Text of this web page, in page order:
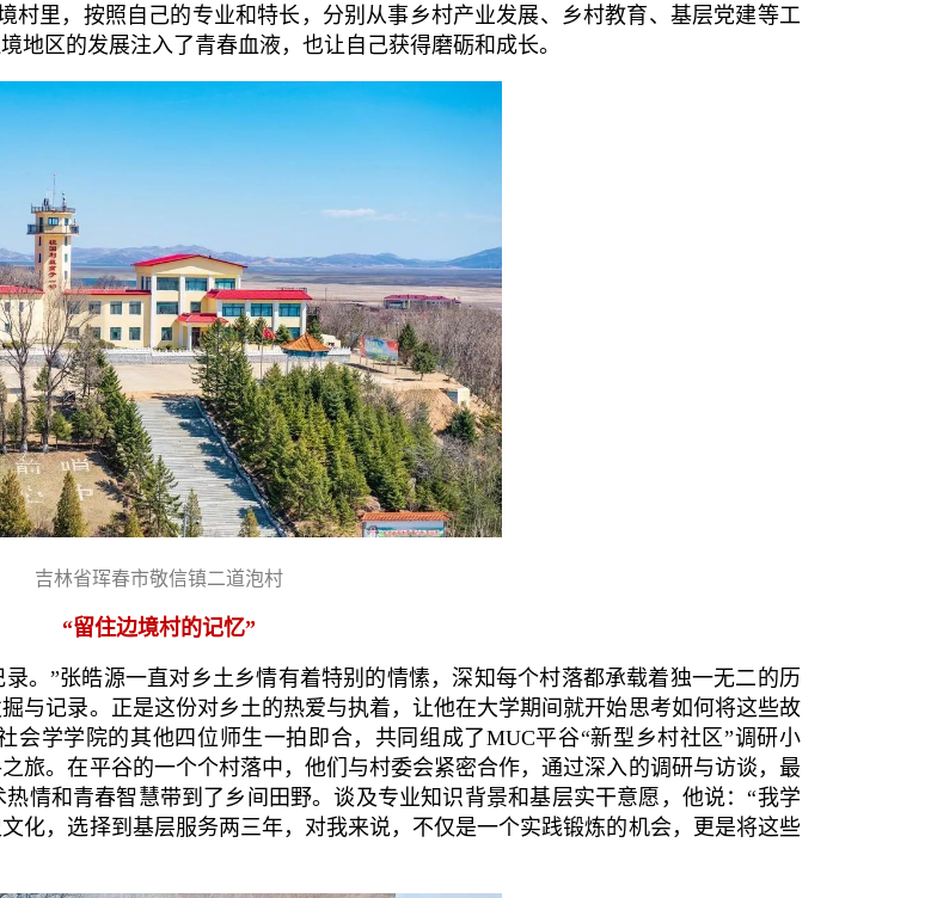
村里，按照自己的专业和特长，分别从事乡村产业发展、乡村教育、基层党建等工
地区的发展注入了青春血液，也让自己获得磨砺和成长。
吉林省珲春市敬信镇二道泡村
“留住边境村的记忆”
。”张皓源一直对乡土乡情有着特别的情愫，深知每个村落都承载着独一无二的历
与记录。正是这份对乡土的热爱与执着，让他在大学期间就开始思考如何将这些故
学学院的其他四位师生一拍即合，共同组成了MUC平谷“新型乡村社区”调研小
旅。在平谷的一个个村落中，他们与村委会紧密合作，通过深入的调研与访谈，最
情和青春智慧带到了乡间田野。谈及专业知识背景和基层实干意愿，他说：“我学
化，选择到基层服务两三年，对我来说，不仅是一个实践锻炼的机会，更是将这些